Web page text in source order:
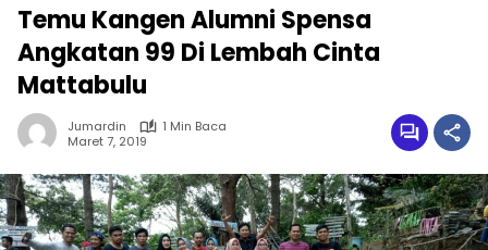
Temu Kangen Alumni Spensa
Angkatan 99 Di Lembah Cinta
Mattabulu
Jumardin
1 Min Baca
Maret 7, 2019